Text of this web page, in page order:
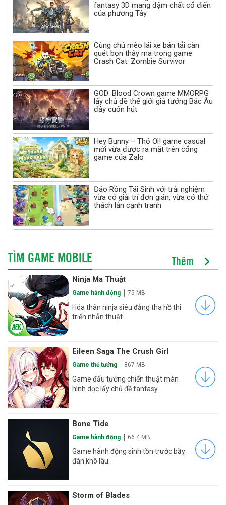
fantasy 3D mang đậm chất cổ điển
của phương Tây
Cùng chú mèo lái xe bán tải càn
quét bọn thây ma trong game
Crash Cat: Zombie Survivor
GOD: Blood Crown game MMORPG
lấy chủ đề thế giới giả tưởng Bắc Âu
đầy cuốn hút
Hey Bunny – Thỏ Ơi! game casual
mới vừa được ra mắt trên cổng
game của Zalo
Đảo Rồng Tái Sinh với trải nghiệm
vừa có giải trí đơn giản, vừa có thử
thách lẫn cạnh tranh
TÌM GAME MOBILE Thêm
Ninja Ma Thuật
Game hành động 75 MB
Hóa thân ninja siêu đẳng tha hồ thi
triển nhẫn thuật.
Eileen Saga The Crush Girl
Game thẻ tướng 867 MB
Game đấu tướng chiến thuật màn
hình dọc lấy chủ đề fantasy.
Bone Tide
Game hành động 66.4 MB
Game hành động sinh tồn trước bầy
đàn khô lâu.
Storm of Blades